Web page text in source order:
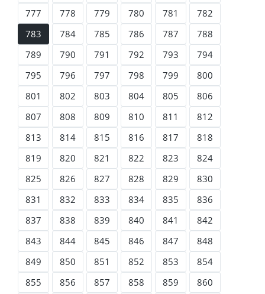
777
778 779 780 781
782
783
784 785 786 787
788
789
790 791 792 793
794
795
796 797 798 799
800
801
802 803 804 805
806
807
808 809 810 811
812
813
814 815 816 817
818
819
820 821 822 823
824
825
826 827 828 829
830
831
832 833 834 835
836
837
838 839 840 841
842
843
844 845 846 847
848
849
850 851 852 853
854
855
856 857 858 859
860